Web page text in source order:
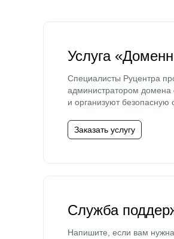
Услуга
Специалисты Руцентра
администратором
и организуют безопасную
Заказать услугу
Служба
Напишите, если вам